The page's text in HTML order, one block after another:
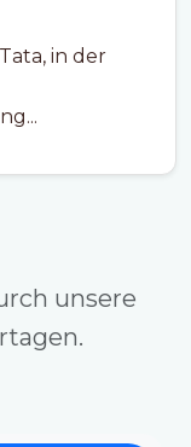
in der
unsere